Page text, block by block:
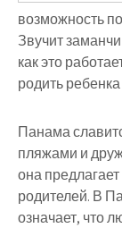
возможность
Звучит
как это
родить
Панама
пляжами и
она
родителей. В
означает, что